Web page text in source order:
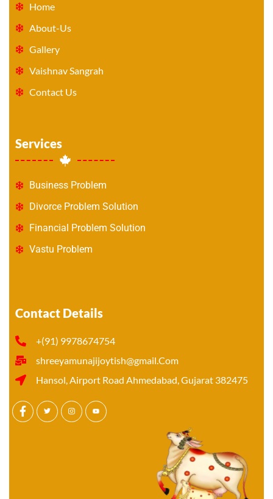
Home
About-Us
Gallery
Vaishnav Sangrah
Contact Us
Services
Business Problem
Divorce Problem Solution
Financial Problem Solution
Vastu Problem
Contact Details
+(91) 9978674754
shreeyamunajijoytish@gmail.Com
Hansol, Airport Road Ahmedabad, Gujarat 382475